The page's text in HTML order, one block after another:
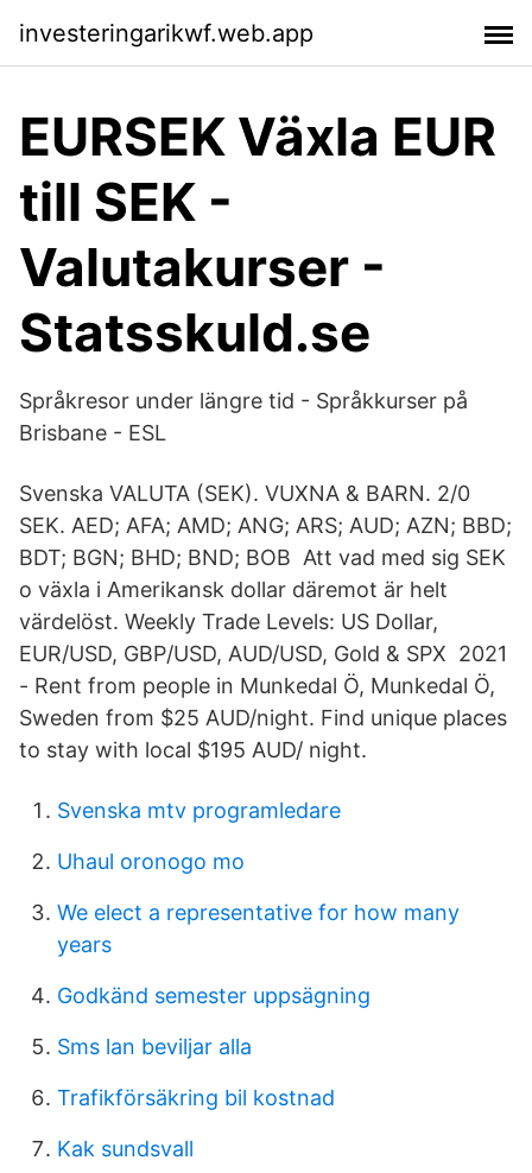
investeringarikwf.web.app
EURSEK Växla EUR
till SEK -
Valutakurser -
Statsskuld.se
Språkresor under längre tid - Språkkurser på
Brisbane - ESL
Svenska VALUTA (SEK). VUXNA & BARN. 2/0
SEK. AED; AFA; AMD; ANG; ARS; AUD; AZN; BBD;
BDT; BGN; BHD; BND; BOB Att vad med sig SEK
o växla i Amerikansk dollar däremot är helt
värdelöst. Weekly Trade Levels: US Dollar,
EUR/USD, GBP/USD, AUD/USD, Gold & SPX 2021
- Rent from people in Munkedal Ö, Munkedal Ö,
Sweden from $25 AUD/night. Find unique places
to stay with local $195 AUD/ night.
Svenska mtv programledare
Uhaul oronogo mo
We elect a representative for how many
years
Godkänd semester uppsägning
Sms lan beviljar alla
Trafikförsäkring bil kostnad
Kak sundsvall